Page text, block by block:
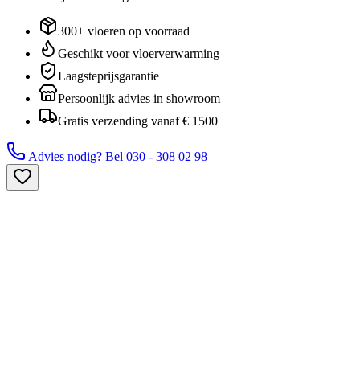
300+ vloeren op voorraad
Geschikt voor vloerverwarming
Laagsteprijsgarantie
Persoonlijk advies in showroom
Gratis verzending vanaf € 1500
Advies nodig? Bel 030 - 308 02 98